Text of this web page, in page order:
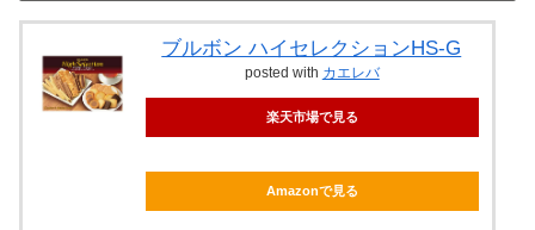
ブルボン ハイセレクションHS-G
posted with カエレバ
楽天市場で見る
Amazonで見る